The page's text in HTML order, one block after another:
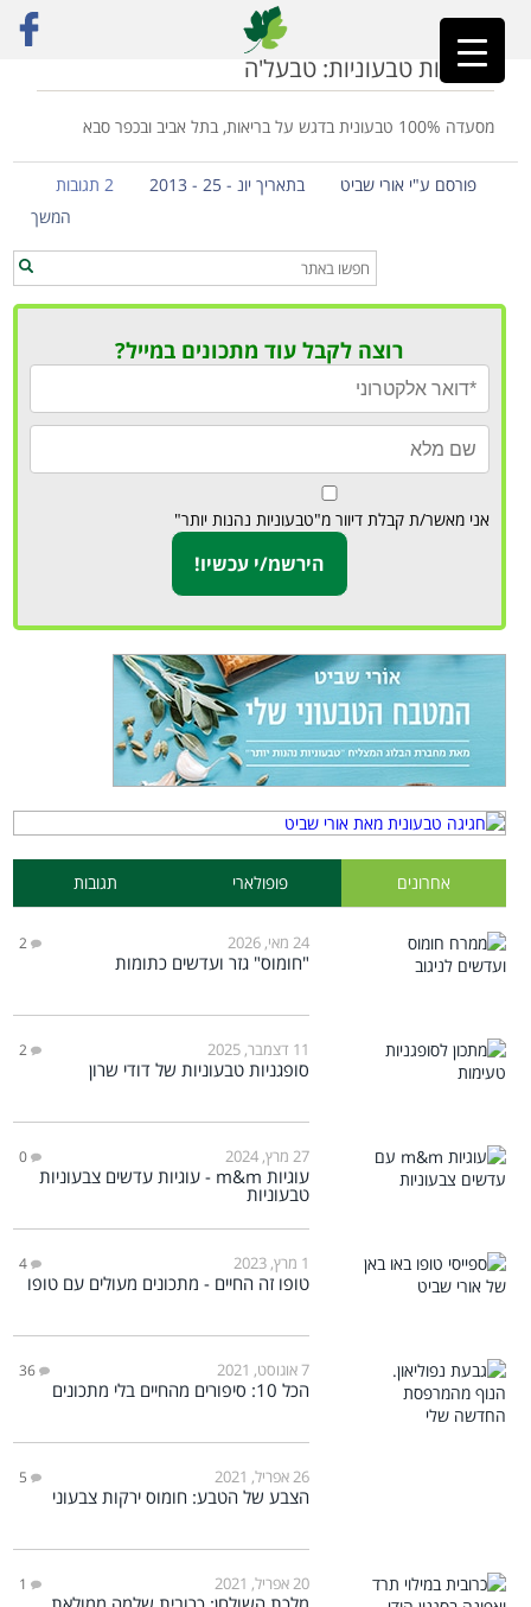
ראשי»טבעל'ה
מסעדות טבעוניות: טבעל'ה
מסעדה 100% טבעונית בדגש על בריאות, בתל אביב ובכפר סבא
פורסם ע"י אורי שביט בתאריך יונ - 25 - 2013
2 תגובות
המשך
רוצה לקבל עוד מתכונים במייל?
אני מאשר/ת קבלת דיוור מ"טבעוניות נהנות יותר"
אחרונים פופולארי תגובות
24 מאי, 2026 2
"חומוס" גזר ועדשים כתומות
11 דצמבר, 2025 2
סופגניות טבעוניות של דודי שרון
27 מרץ, 2024 0
עוגיות m&m - עוגיות עדשים צבעוניות
טבעוניות
1 מרץ, 2023 4
טופו זה החיים - מתכונים מעולים עם טופו
7 אוגוסט, 2021 36
הכל 10: סיפורים מהחיים בלי מתכונים
26 אפריל, 2021 5
הצבע של הטבע: חומוס ירקות צבעוני
20 אפריל, 2021 1